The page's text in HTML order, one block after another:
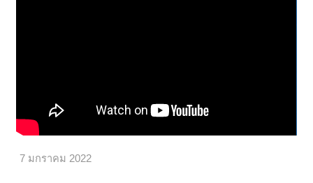
7 มกราคม 2022